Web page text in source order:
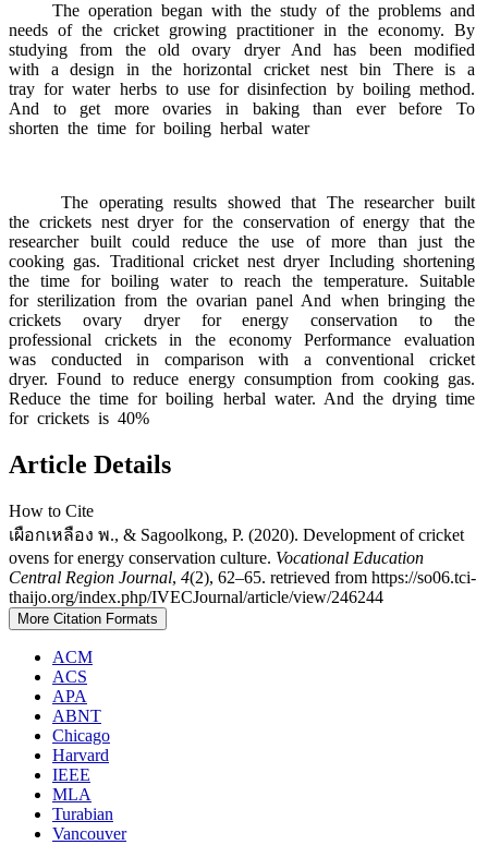
The operation began with the study of the problems and
needs of the cricket growing practitioner in the economy. By
studying from the old ovary dryer And has been modified
with a design in the horizontal cricket nest bin There is a
tray for water herbs to use for disinfection by boiling method.
And to get more ovaries in baking than ever before To
shorten the time for boiling herbal water
The operating results showed that The researcher built
the crickets nest dryer for the conservation of energy that the
researcher built could reduce the use of more than just the
cooking gas. Traditional cricket nest dryer Including shortening
the time for boiling water to reach the temperature. Suitable
for sterilization from the ovarian panel And when bringing the
crickets ovary dryer for energy conservation to the
professional crickets in the economy Performance evaluation
was conducted in comparison with a conventional cricket
dryer. Found to reduce energy consumption from cooking gas.
Reduce the time for boiling herbal water. And the drying time
for crickets is 40%
Article Details
How to Cite
เผือกเหลือง พ., & Sagoolkong, P. (2020). Development of cricket
ovens for energy conservation culture. Vocational Education
Central Region Journal, 4(2), 62–65. retrieved from https://so06.tci-
thaijo.org/index.php/IVECJournal/article/view/246244
More Citation Formats
ACM
ACS
APA
ABNT
Chicago
Harvard
IEEE
MLA
Turabian
Vancouver